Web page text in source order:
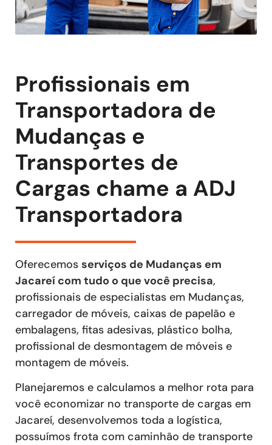
Profissionais em
Transportadora de
Mudanças e
Transportes de
Cargas chame a ADJ
Transportadora
Oferecemos serviços de Mudanças em
Jacareí com tudo o que você precisa,
profissionais de especialistas em Mudanças,
carregador de móveis, caixas de papelão e
embalagens, fitas adesivas, plástico bolha,
profissional de desmontagem de móveis e
montagem de móveis.
Planejaremos e calculamos a melhor rota para
você economizar no transporte de cargas em
Jacareí, desenvolvemos toda a logística,
possuímos frota com caminhão de transporte